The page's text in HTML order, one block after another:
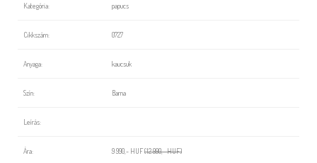
Kategória: papucs
Cikkszám: 0727
Anyaga: kaucsuk
Szín: Barna
Leírás:
Ára: 9 990,- HUF(12 990,- HUF)